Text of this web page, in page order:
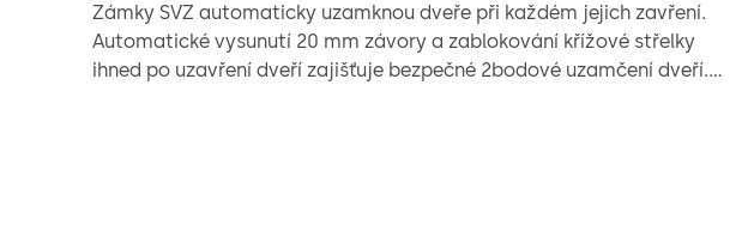
Zámky SVZ automaticky uzamknou dveře při každém jejich zavření.
Automatické vysunutí 20 mm závory a zablokování křížové střelky
ihned po uzavření dveří zajišťuje bezpečné 2bodové uzamčení dveří.